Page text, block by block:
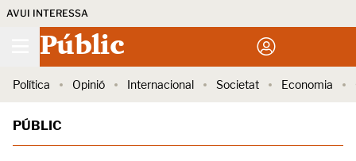
AVUI INTERESSA
Públic
Política Opinió Internacional Societat Economia
PÚBLIC